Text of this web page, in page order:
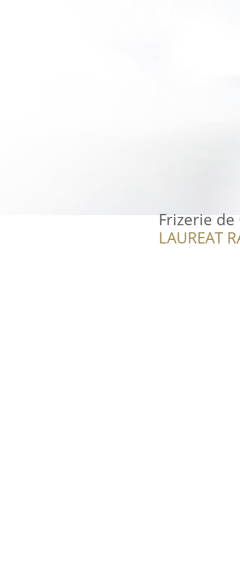
Frizerie
LAUREAT